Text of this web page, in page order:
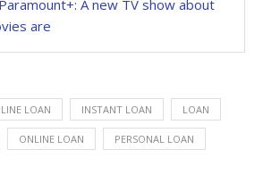
A new TV show about
are
LOAN INSTANT LOAN LOAN
ONLINE LOAN PERSONAL LOAN